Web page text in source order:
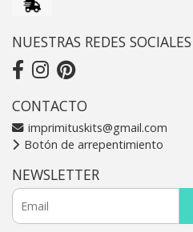
NUESTRAS REDES SOCIALES
CONTACTO
imprimituskits@gmail.com
Botón de arrepentimiento
NEWSLETTER